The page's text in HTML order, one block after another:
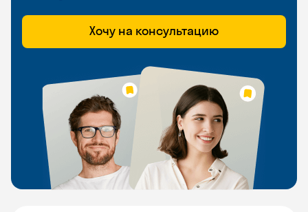
Хочу на консультацию